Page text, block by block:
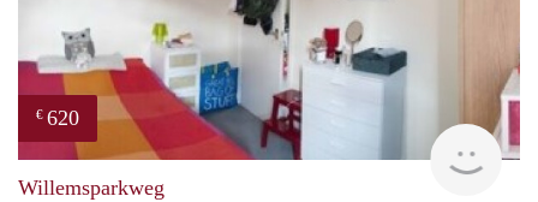
€ 620
rent
Willemsparkweg